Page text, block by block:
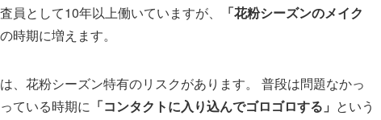
として10年以上働いていますが、
「花粉シーズンのメイク
時期に増えます。
、花粉シーズン特有のリスクがあります。 普段は問題なかっ
ている時期に 「コンタクトに入り込んでゴロゴロする」 という